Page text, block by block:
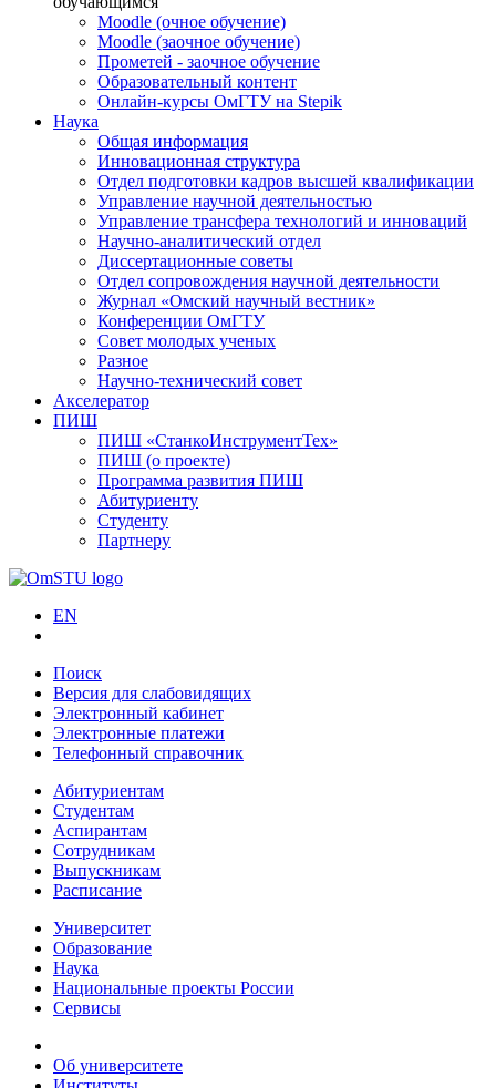
Moodle (очное обучение)
Moodle (заочное обучение)
Прометей - заочное обучение
Образовательный контент
Онлайн-курсы ОмГТУ на Stepik
Наука
Общая информация
Инновационная структура
Отдел подготовки кадров высшей квалификации
Управление научной деятельностью
Управление трансфера технологий и инноваций
Научно-аналитический отдел
Диссертационные советы
Отдел сопровождения научной деятельности
Журнал «Омский научный вестник»
Конференции ОмГТУ
Совет молодых ученых
Разное
Научно-технический совет
Акселератор
ПИШ
ПИШ «СтанкоИнструментТех»
ПИШ (о проекте)
Программа развития ПИШ
Абитуриенту
Студенту
Партнеру
EN
Поиск
Версия для слабовидящих
Электронный кабинет
Электронные платежи
Телефонный справочник
Абитуриентам
Студентам
Аспирантам
Сотрудникам
Выпускникам
Расписание
Университет
Образование
Наука
Национальные проекты России
Сервисы
Об университете